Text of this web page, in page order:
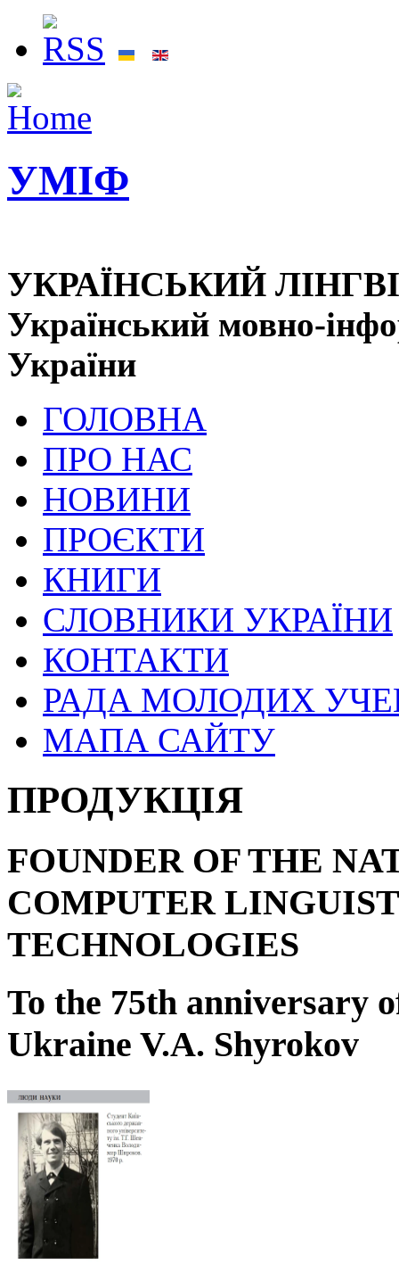
УМІФ
УКРАЇНСЬКИЙ
Український мовно-
України
ГОЛОВНА
ПРО НАС
НОВИНИ
ПРОЄКТИ
КНИГИ
СЛОВНИКИ УКРАЇНИ
КОНТАКТИ
РАДА МОЛОДИХ
МАПА САЙТУ
ПРОДУКЦІЯ
FOUNDER OF THE
COMPUTER
TECHNOLOGIES
To the 75th anniversary
Ukraine V.A. Shyrokov